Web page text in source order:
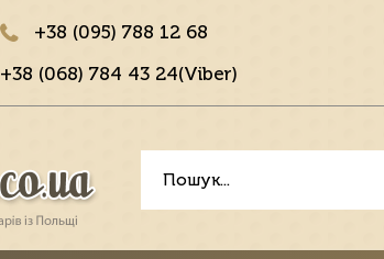
+38 (095) 788 12 68
+38 (068) 784 43 24(Viber)